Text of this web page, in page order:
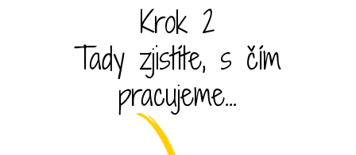
Krok 2
Tady zjistíte, s čím
pracujeme...